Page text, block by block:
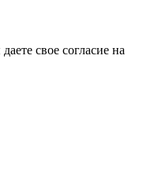
свое согласие на